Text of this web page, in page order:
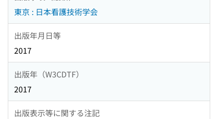
東京 : 日本看護技術学会
出版年月日等
2017
出版年（W3CDTF）
2017
出版表示等に関する注記